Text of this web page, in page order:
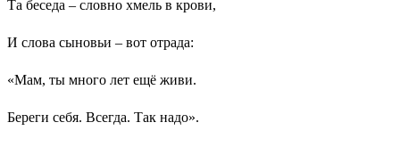
Та беседа – словно хмель в крови,
И слова сыновьи – вот отрада:
«Мам, ты много лет ещё живи.
Береги себя. Всегда. Так надо».